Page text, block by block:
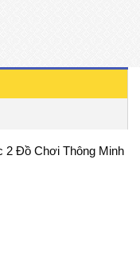
2 Đồ Chơi Thông Minh